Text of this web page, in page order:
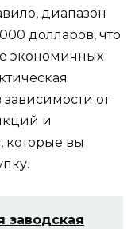
диапазон
долларов, что
экономичных
зависимости от
и
которые вы
заводская